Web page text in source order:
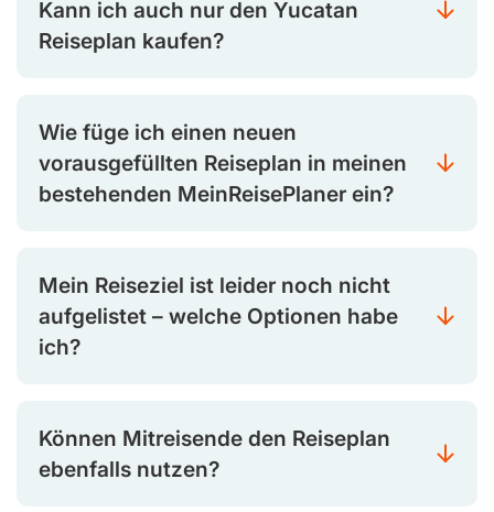
Kann ich auch nur den Yucatan
Reiseplan kaufen?
Wie füge ich einen neuen
vorausgefüllten Reiseplan in meinen
bestehenden MeinReisePlaner ein?
Mein Reiseziel ist leider noch nicht
aufgelistet – welche Optionen habe
ich?
Können Mitreisende den Reiseplan
ebenfalls nutzen?